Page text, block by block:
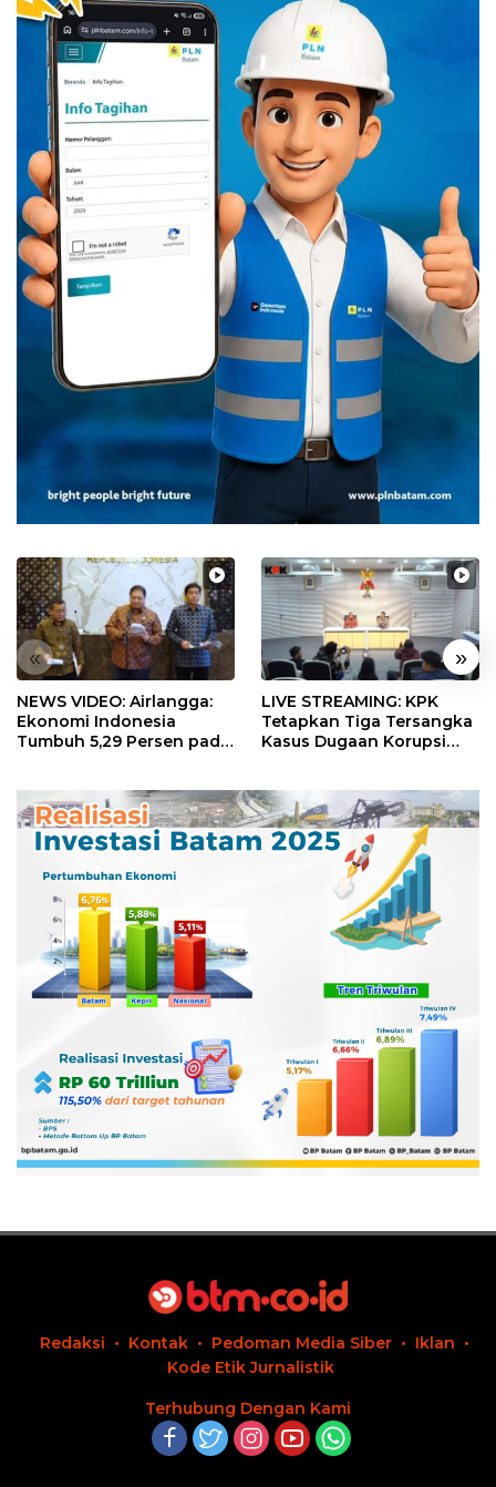
« »
NEWS VIDEO: Airlangga:
Ekonomi Indonesia
Tumbuh 5,29 Persen pada
LIVE STREAMING: KPK
Tetapkan Tiga Tersangka
Kasus Dugaan Korupsi
Redaksi Kontak Pedoman Media Siber
Iklan
Kode Etik Jurnalistik
Terhubung Dengan Kami